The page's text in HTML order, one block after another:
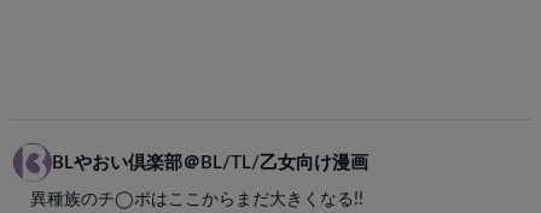
BLやおい倶楽部＠BL/TL/乙女向け漫画
異種族のチ◯ポはここからまだ大きくなる!!